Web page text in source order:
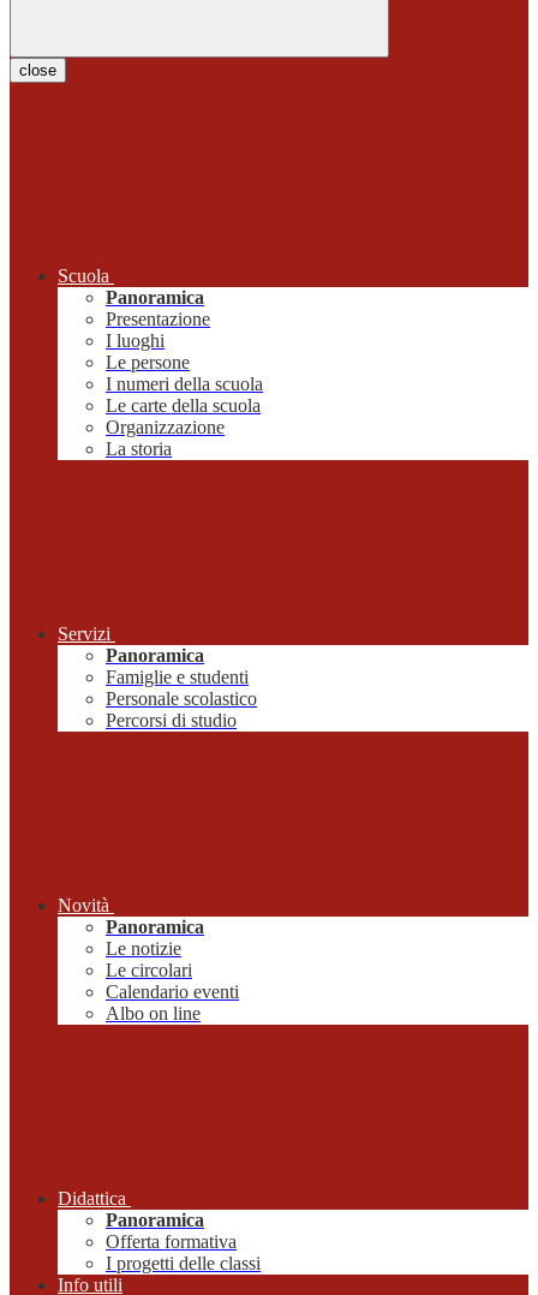
close
Scuola
Panoramica
Presentazione
I luoghi
Le persone
I numeri della scuola
Le carte della scuola
Organizzazione
La storia
Servizi
Panoramica
Famiglie e studenti
Personale scolastico
Percorsi di studio
Novità
Panoramica
Le notizie
Le circolari
Calendario eventi
Albo on line
Didattica
Panoramica
Offerta formativa
I progetti delle classi
Info utili